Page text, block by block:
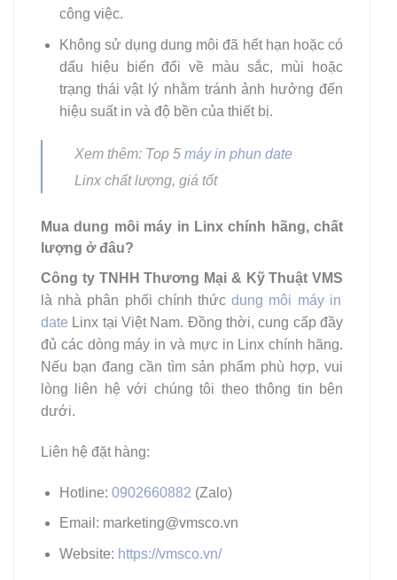
công việc.
Không sử dụng dung môi đã hết hạn hoặc có
dấu hiệu biến đổi về màu sắc, mùi hoặc
trạng thái vật lý nhằm tránh ảnh hưởng đến
hiệu suất in và độ bền của thiết bị.
Xem thêm: Top 5 máy in phun date
Linx chất lượng, giá tốt
Mua dung môi máy in Linx chính hãng, chất
lượng ở đâu?
Công ty TNHH Thương Mại & Kỹ Thuật VMS
là nhà phân phối chính thứcdung môi máy in
date Linx tại Việt Nam. Đồng thời, cung cấp đầy
đủ các dòng máy in và mực in Linx chính hãng.
Nếu bạn đang cần tìm sản phẩm phù hợp, vui
lòng liên hệ với chúng tôi theo thông tin bên
dưới.
Liên hệ đặt hàng:
Hotline: 0902660882 (Zalo)
Email: marketing@vmsco.vn
Website: https://vmsco.vn/